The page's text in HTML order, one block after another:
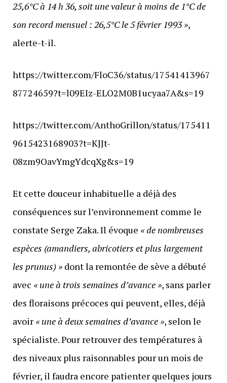
25,6°C à 14 h 36, soit une valeur à moins de 1°C de
son record mensuel : 26,5°C le 5 février 1993 »,
alerte-t-il.
https://twitter.com/FloC36/status/17541413967
87724659?t=l09EIz-ELO2M0B1ucyaa7A&s=19
https://twitter.com/AnthoGrillon/status/175411
9615423168903?t=KJJt-
08zm9OavYmgYdcqXg&s=19
Et cette douceur inhabituelle a déjà des
conséquences sur l’environnement comme le
constate Serge Zaka. Il évoque « de nombreuses
espèces (amandiers, abricotiers et plus largement
les prunus) »dont la remontée de sève a débuté
avec « une à trois semaines d’avance », sans parler
des floraisons précoces qui peuvent, elles, déjà
avoir « une à deux semaines d’avance », selon le
spécialiste. Pour retrouver des températures à
des niveaux plus raisonnables pour un mois de
février, il faudra encore patienter quelques jours